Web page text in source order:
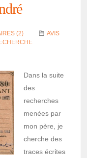
(2)
AVIS
Dans la suite
des
recherches
menées par
mon père, je
cherche des
traces écrites